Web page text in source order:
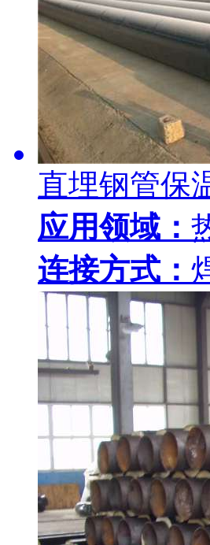
直埋钢管保
应用领域：
连接方式：